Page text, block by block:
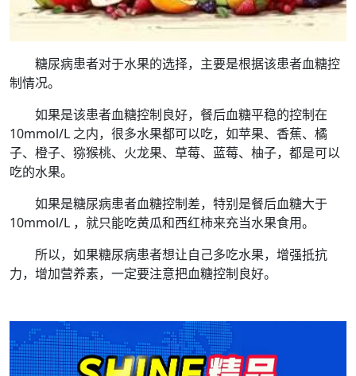
糖尿病患者对于水果的选择，主要是根据该患者血糖控
制情况。
如果是该患者血糖控制良好，餐后血糖平稳的控制在
10mmol/L 之内，很多水果都可以吃，如苹果、香蕉、橘
子、橙子、猕猴桃、火龙果、草莓、蓝莓、柚子，都是可以
吃的水果。
如果是糖尿病患者血糖控制差，特别是餐后血糖大于
10mmol/L ，就只能吃黄瓜和西红柿来充当水果食用。
所以，如果糖尿病患者想让自己多吃水果，增强抵抗
力，增加营养素，一定要注意把血糖控制良好。